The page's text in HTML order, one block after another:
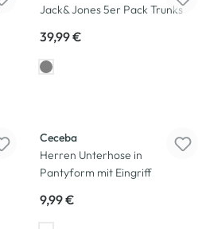
Jack& Jones 5er Pack Trunks
39,99 €
Ceceba
Herren Unterhose in
Pantyform mit Eingriff
9,99 €